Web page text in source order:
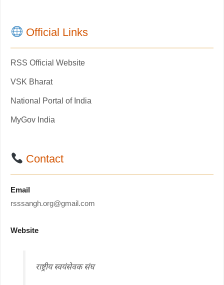
Official Links
RSS Official Website
VSK Bharat
National Portal of India
MyGov India
Contact
Email
rsssangh.org@gmail.com
Website
राष्ट्रीय स्वयंसेवक संघ